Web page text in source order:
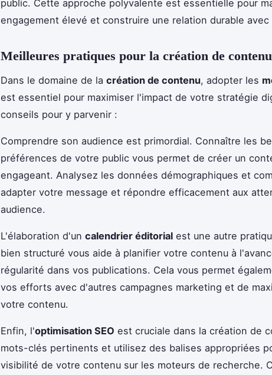
public. Cette approche polyvalente est essentielle pour
engagement élevé et construire une relation durable
Meilleures pratiques pour la création de contenu
Dans le domaine de la création de contenu, adopter les
est essentiel pour maximiser l'impact de votre stratégie
conseils pour y parvenir :
Comprendre son audience est primordial. Connaître les
préférences de votre public vous permet de créer un
engageant. Analysez les données démographiques et
adapter votre message et répondre efficacement aux
audience.
L'élaboration d'un calendrier éditorial est une autre
bien structuré vous aide à planifier votre contenu à
régularité dans vos publications. Cela vous permet
vos efforts avec d'autres campagnes marketing et de
votre contenu.
Enfin, l'optimisation SEO est cruciale dans la création de
mots-clés pertinents et utilisez des balises appropriées
visibilité de votre contenu sur les moteurs de recherche.